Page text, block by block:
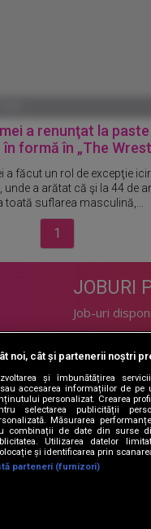
a renunţat la paste
formă în „The
a făcut un rol de excepţie
unde a arătat că şi la 44 de
toată suflarea masculină,...
1
JOBURI
Job-uri
Doctor de
Acasă
Acasă Gold
Perfecte
DeBarbati
noi, cât și partenerii noștri
și îmbunătățirea
accesarea informațiilor de pe
personalizat. Crearea
selectarea publicității
Măsurarea
combinații de date din surse
Utilizarea datelor
și identificarea prin
parteneri (furnizori)